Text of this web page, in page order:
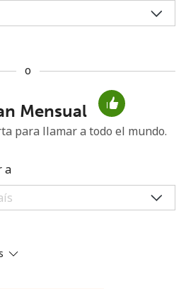
No se ha creado una contraseña
minúscula
o
Mensual
para llamar a todo el mundo.
a